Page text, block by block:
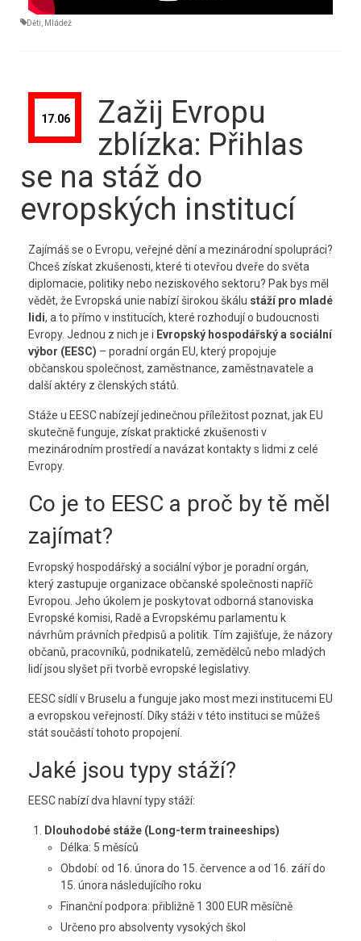
Děti, Mládež
17.06
Zažij Evropu
zblízka: Přihlas
se na stáž do
evropských institucí
Zajímáš se o Evropu, veřejné dění a mezinárodní spolupráci?
Chceš získat zkušenosti, které ti otevřou dveře do světa
diplomacie, politiky nebo neziskového sektoru? Pak bys měl
vědět, že Evropská unie nabízí širokou škálu stáží pro mladé
lidi, a to přímo v institucích, které rozhodují o budoucnosti
Evropy. Jednou z nich je i Evropský hospodářský a sociální
výbor (EESC) – poradní orgán EU, který propojuje
občanskou společnost, zaměstnance, zaměstnavatele a
další aktéry z členských států.
Stáže u EESC nabízejí jedinečnou příležitost poznat, jak EU
skutečně funguje, získat praktické zkušenosti v
mezinárodním prostředí a navázat kontakty s lidmi z celé
Evropy.
Co je to EESC a proč by tě měl
zajímat?
Evropský hospodářský a sociální výbor je poradní orgán,
který zastupuje organizace občanské společnosti napříč
Evropou. Jeho úkolem je poskytovat odborná stanoviska
Evropské komisi, Radě a Evropskému parlamentu k
návrhům právních předpisů a politik. Tím zajišťuje, že názory
občanů, pracovníků, podnikatelů, zemědělců nebo mladých
lidí jsou slyšet při tvorbě evropské legislativy.
EESC sídlí v Bruselu a funguje jako most mezi institucemi EU
a evropskou veřejností. Díky stáži v této instituci se můžeš
stát součástí tohoto propojení.
Jaké jsou typy stáží?
EESC nabízí dva hlavní typy stáží:
Dlouhodobé stáže (Long-term traineeships)
Délka: 5 měsíců
Období: od 16. února do 15. července a od 16. září do
15. února následujícího roku
Finanční podpora: přibližně 1 300 EUR měsíčně
Určeno pro absolventy vysokých škol